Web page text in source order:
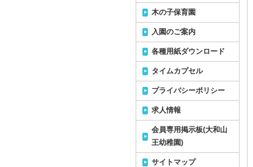
木の子保育園
入園のご案内
各種用紙ダウンロード
タイムカプセル
プライバシーポリシー
求人情報
会員専用掲示板(大和山
王幼稚園)
サイトマップ